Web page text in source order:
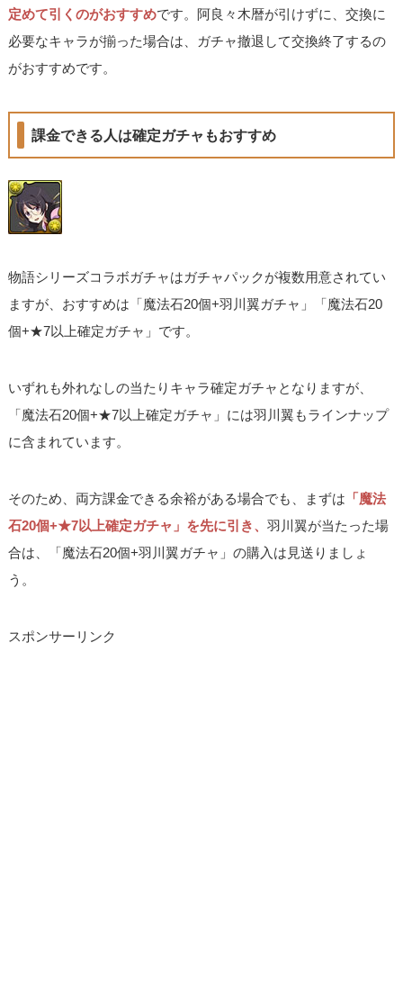
定めて引くのがおすすめです。阿良々木暦が引けずに、交換に
必要なキャラが揃った場合は、ガチャ撤退して交換終了するの
がおすすめです。
課金できる人は確定ガチャもおすすめ
物語シリーズコラボガチャはガチャパックが複数用意されてい
ますが、おすすめは「魔法石20個+羽川翼ガチャ」「魔法石20
個+★7以上確定ガチャ」です。
いずれも外れなしの当たりキャラ確定ガチャとなりますが、
「魔法石20個+★7以上確定ガチャ」には羽川翼もラインナップ
に含まれています。
そのため、両方課金できる余裕がある場合でも、まずは 「魔法
石20個+★7以上確定ガチャ」を先に引き、羽川翼が当たった場
合は、「魔法石20個+羽川翼ガチャ」の購入は見送りましょ
う。
スポンサーリンク